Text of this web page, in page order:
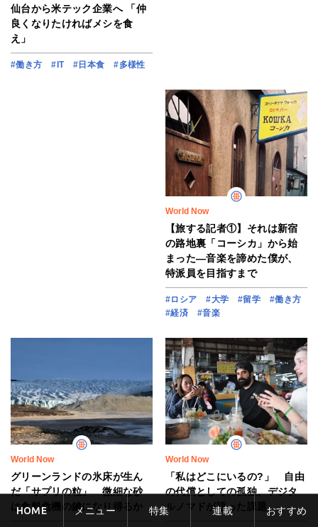
仙台から米テック企業へ 「仲
良くなりたければメシを食
え」
#働き方 #IT #日本食 #多様性
World Now
【旅する記者①】それは新宿
の路地裏「コーシカ」から始
まった―音楽を諦めた僕が、
特派員を目指すまで
#ロシア #大学 #留学
#働き方
#経済
#音楽
World Now
グリーンランドの氷床が生ん
だ「サプリの粒」 微細な砂
は食料危機の鍵になり得るか
World Now
「私はどこにいるの?」 自由
の代償としての孤独、デジタ
ルノマドが語った課題
HOME メニュー 特集 連載 おすすめ